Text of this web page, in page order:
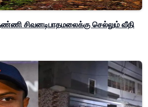
சிவனடிபாதமலைக்கு செல்லும் வீதி